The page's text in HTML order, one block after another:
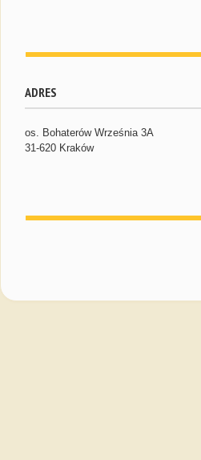
ADRES
os. Bohaterów Września 3A
31-620 Kraków